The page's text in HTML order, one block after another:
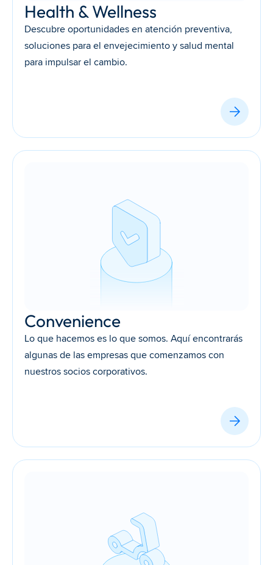
Health & Wellness
Descubre oportunidades en atención preventiva,
soluciones para el envejecimiento y salud mental
para impulsar el cambio.
Convenience
Lo que hacemos es lo que somos. Aquí encontrarás
algunas de las empresas que comenzamos con
nuestros socios corporativos.